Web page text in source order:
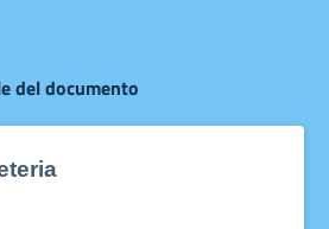
del documento